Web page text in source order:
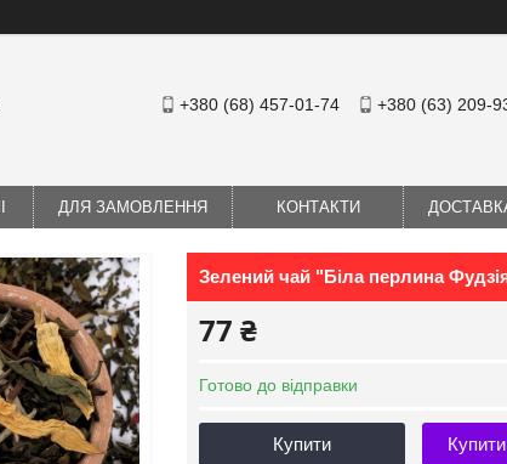
+380 (68) 457-01-74 +380 (63) 209-
ДЛЯ ЗАМОВЛЕННЯ КОНТАКТИ
Зелений чай "Біла перлина
77 ₴
Готово до відправки
Купити